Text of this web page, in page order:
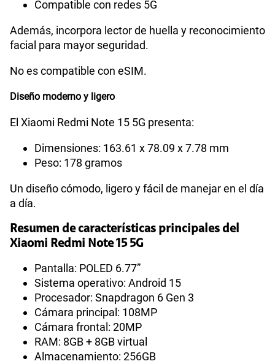
Compatible con redes 5G
Además, incorpora lector de huella y reconocimiento
facial para mayor seguridad.
No es compatible con eSIM.
Diseño moderno y ligero
El Xiaomi Redmi Note 15 5G presenta:
Dimensiones: 163.61 x 78.09 x 7.78 mm
Peso: 178 gramos
Un diseño cómodo, ligero y fácil de manejar en el día
a día.
Resumen de características principales del
Xiaomi Redmi Note 15 5G
Pantalla: POLED 6.77”
Sistema operativo: Android 15
Procesador: Snapdragon 6 Gen 3
Cámara principal: 108MP
Cámara frontal: 20MP
RAM: 8GB + 8GB virtual
Almacenamiento: 256GB